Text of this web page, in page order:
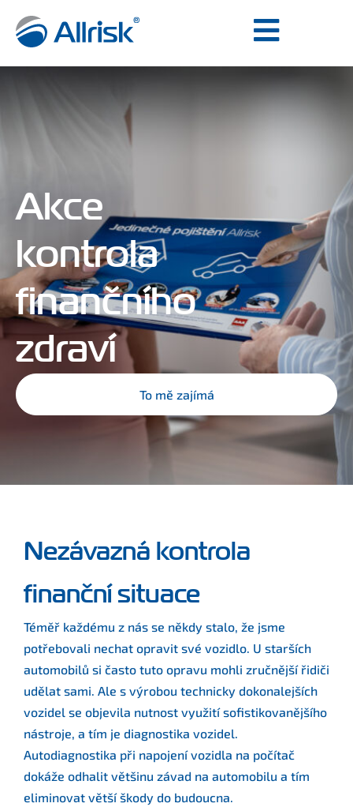
Akce
kontrola
finančního
zdraví
To mě zajímá
Nezávazná kontrola
finanční situace
Téměř každému z nás se někdy stalo, že jsme
potřebovali nechat opravit své vozidlo. U starších
automobilů si často tuto opravu mohli zručnější řidiči
udělat sami. Ale s výrobou technicky dokonalejších
vozidel se objevila nutnost využití sofistikovanějšího
nástroje, a tím je diagnostika vozidel.
Autodiagnostika při napojení vozidla na počítač
dokáže odhalit většinu závad na automobilu a tím
eliminovat větší škody do budoucna.